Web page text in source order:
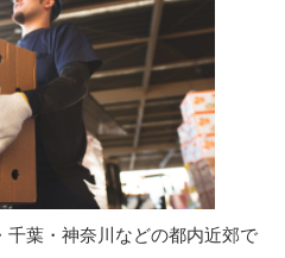
葉・神奈川などの都内近郊で